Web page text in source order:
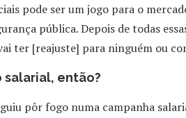
pode ser um jogo para o
pública. Depois de todas
ter [reajuste] para ninguém ou
salarial, então?
pôr fogo numa campanha